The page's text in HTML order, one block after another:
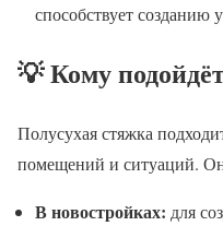
способствует
💡 Кому
Полусухая стяжка
помещений и ситуаций.
В новостройках: для